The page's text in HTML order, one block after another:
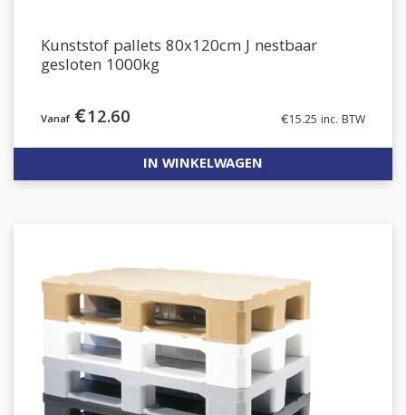
Kunststof pallets 80x120cm J nestbaar
gesloten 1000kg
€12.60 €15.25 inc. BTW
IN WINKELWAGEN